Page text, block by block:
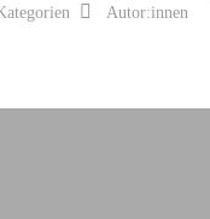
Autor:innen